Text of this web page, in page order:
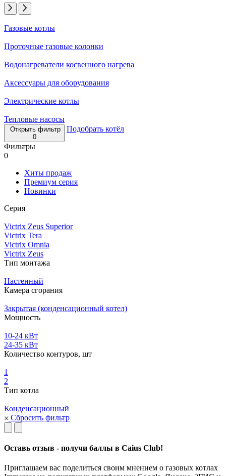
Газовые котлы
Проточные газовые колонки
Водонагреватели косвенного нагрева
Аксессуары для оборудования
Электрические котлы
Тепловые насосы
Открыть фильтр
0
Подобрать котёл
Фильтры
0
Хиты продаж
Премиум серия
Новинки
Серия
Victrix Zeus Superior
Victrix Tera
Victrix Omnia
Victrix Zeus
Тип монтажа
Настенный
Камера сгорания
Закрытая (конденсационный котел)
Мощность
10-24 кВт
24-35 кВт
Количество контуров, шт
1
2
Тип котла
Конденсационный
Сбросить фильтр
Оставь отзыв - получи баллы в Caius Club!
Приглашаем вас поделиться своим мнением о газовых котлах